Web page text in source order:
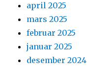
april 2025
mars 2025
februar 2025
januar 2025
desember 2024